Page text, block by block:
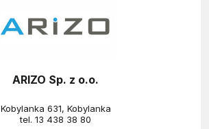
ARIZO Sp. z o.o.
Kobylanka 631, Kobylanka
tel. 13 438 38 80